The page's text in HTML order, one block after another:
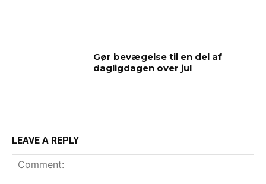
Gør bevægelse til en del af
dagligdagen over jul
LEAVE A REPLY